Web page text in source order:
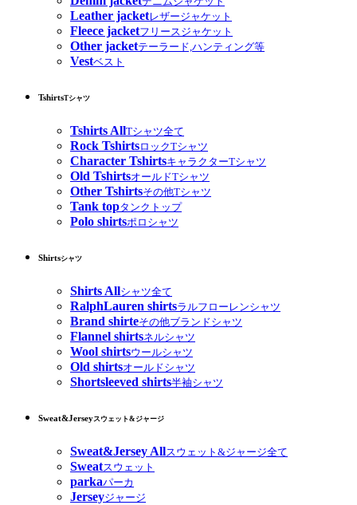
Leather jacketレザージャケット
Fleece jacketフリースジャケット
Other jacketテーラード,ハンティング等
Vestベスト
TshirtsTシャツ
Tshirts AllTシャツ全て
Rock TshirtsロックTシャツ
Character TshirtsキャラクターTシャツ
Old TshirtsオールドTシャツ
Other Tshirtsその他Tシャツ
Tank topタンクトップ
Polo shirtsポロシャツ
Shirtsシャツ
Shirts Allシャツ全て
RalphLauren shirtsラルフローレンシャツ
Brand shirteその他ブランドシャツ
Flannel shirtsネルシャツ
Wool shirtsウールシャツ
Old shirtsオールドシャツ
Shortsleeved shirts半袖シャツ
Sweat&Jerseyスウェット&ジャージ
Sweat&Jersey Allスウェット&ジャージ全て
Sweatスウェット
parkaパーカ
Jerseyジャージ